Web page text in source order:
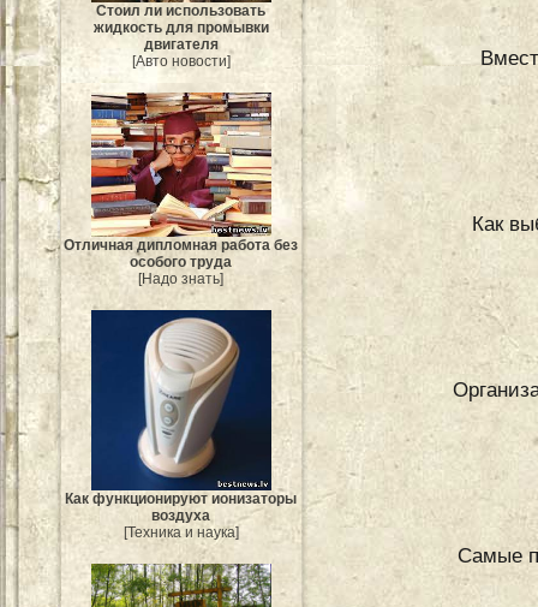
Стоил ли использовать
жидкость для промывки
двигателя
[Авто новости]
Отличная дипломная работа без
особого труда
[Надо знать]
Как функционируют ионизаторы
воздуха
[Техника и наука]
Как
Самые